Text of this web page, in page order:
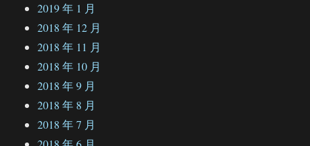
2019 年 1 月
2018 年 12 月
2018 年 11 月
2018 年 10 月
2018 年 9 月
2018 年 8 月
2018 年 7 月